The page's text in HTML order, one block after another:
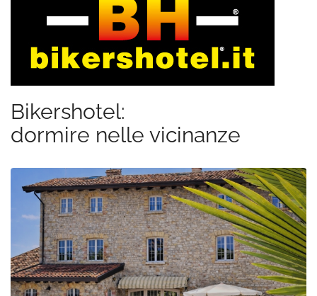
Bikershotel:
dormire nelle vicinanze